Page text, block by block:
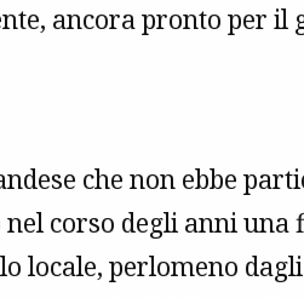
ancora pronto per il
che non ebbe
corso degli anni
locale, perlomeno